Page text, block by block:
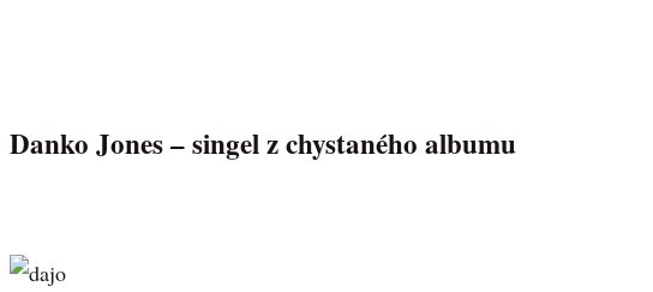
Danko Jones – singel z chystaného albumu